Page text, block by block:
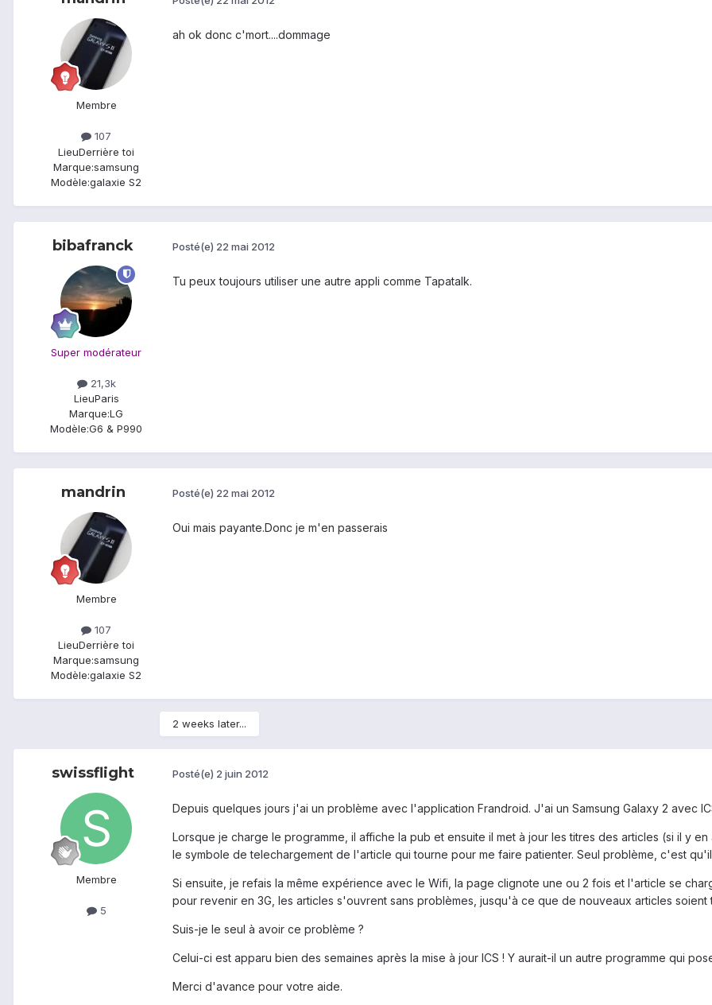
Membre
107
LieuDerrière toi
Marque:samsung
Modèle:galaxie S2
ah ok donc c'mort....dommage
bibafranck
Super modérateur
21,3k
LieuParis
Marque:LG
Modèle:G6 & P990
Posté(e) 22 mai 2012
Tu peux toujours utiliser une autre appli comme Tapatalk.
mandrin
Membre
107
LieuDerrière toi
Marque:samsung
Modèle:galaxie S2
Posté(e) 22 mai 2012
Oui mais payante.Donc je m'en passerais
2 weeks later...
swissflight
Membre
5
Posté(e) 2 juin 2012
Depuis quelques jours j'ai un problème avec l'application Frandroid. J'ai un Samsung Galaxy 2 avec
Lorsque je charge le programme, il affiche la pub et ensuite il met à jour les titres des articles (si il y
le symbole de telechargement de l'article qui tourne pour me faire patienter. Seul problème, c'est
Si ensuite, je refais la même expérience avec le Wifi, la page clignote une ou 2 fois et l'article se
pour revenir en 3G, les articles s'ouvrent sans problèmes, jusqu'à ce que de nouveaux articles
Suis-je le seul à avoir ce problème ?
Celui-ci est apparu bien des semaines après la mise à jour ICS ! Y aurait-il un autre programme qui
Merci d'avance pour votre aide.